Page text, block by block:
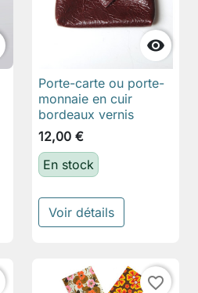

Porte-carte ou porte-
monnaie en cuir
bordeaux vernis
12,00 €
En stock
Voir détails
favorite_border